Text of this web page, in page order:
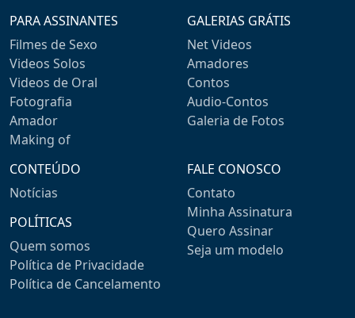
PARA ASSINANTES
Filmes de Sexo
Videos Solos
Videos de Oral
Fotografia
Amador
Making of
GALERIAS GRÁTIS
Net Videos
Amadores
Contos
Audio-Contos
Galeria de Fotos
CONTEÚDO
Notícias
POLÍTICAS
Quem somos
Política de Privacidade
Política de Cancelamento
FALE CONOSCO
Contato
Minha Assinatura
Quero Assinar
Seja um modelo